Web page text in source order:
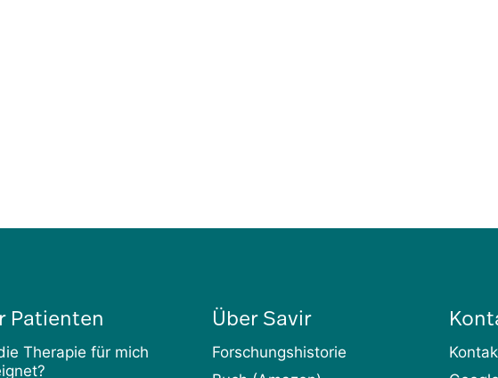
Patienten
Therapie für mich
Über Savir
Forschungshistorie